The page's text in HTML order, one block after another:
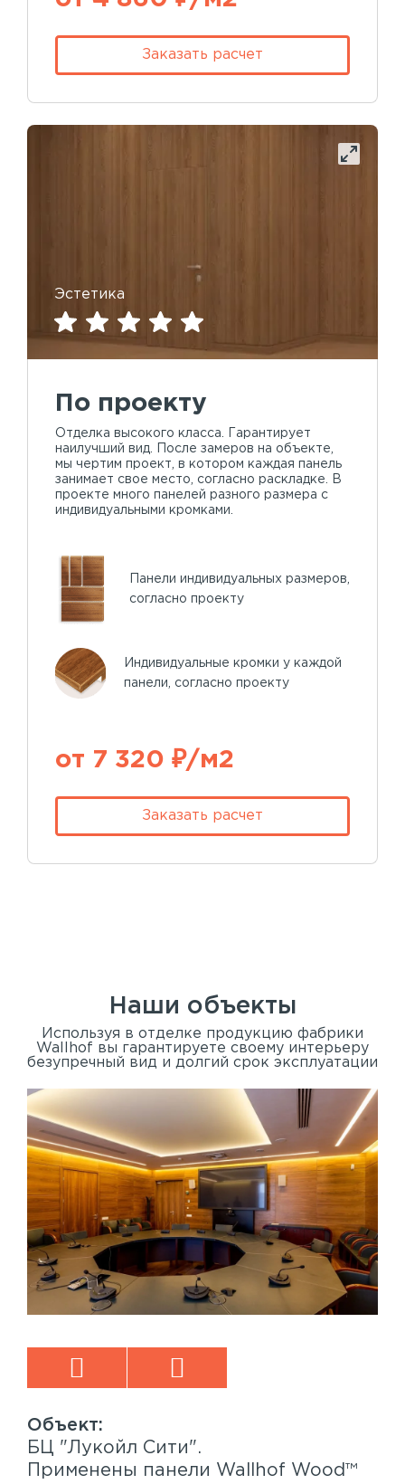
Заказать расчет
Эстетика
По проекту
Отделка высокого класса. Гарантирует
наилучший вид. После замеров на объекте,
мы чертим проект, в котором каждая панель
занимает свое место, согласно раскладке. В
проекте много панелей разного размера с
индивидуальными кромками.
Панели индивидуальных размеров,
согласно проекту
Индивидуальные кромки у каждой
панели, согласно проекту
от 7 320 ₽/м2
Заказать расчет
Наши объекты
Используя в отделке продукцию фабрики
Wallhof вы гарантируете своему интерьеру
безупречный вид и долгий срок эксплуатации
БЦ "Лукойл Сити".
Применены панели Wallhof Wood™